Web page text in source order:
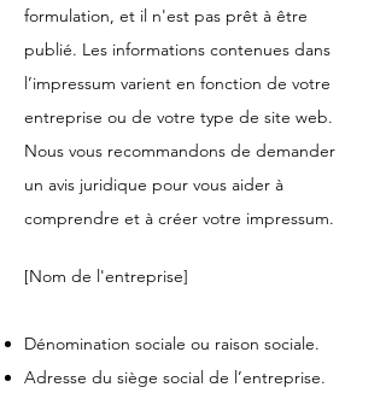
formulation, et il n'est pas prêt à être
publié. Les informations contenues dans
l’impressum varient en fonction de votre
entreprise ou de votre type de site web.
Nous vous recommandons de demander
un avis juridique pour vous aider à
comprendre et à créer votre impressum.
[Nom de l'entreprise]
Dénomination sociale ou raison sociale.
Adresse du siège social de l’entreprise.